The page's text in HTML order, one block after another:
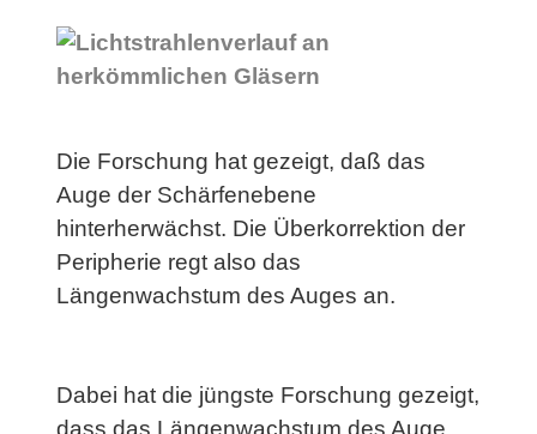
Die Forschung hat gezeigt, daß das
Auge der Schärfenebene
hinterherwächst. Die Überkorrektion der
Peripherie regt also das
Längenwachstum des Auges an.
Dabei hat die jüngste Forschung gezeigt,
dass das Längenwachstum des Auge